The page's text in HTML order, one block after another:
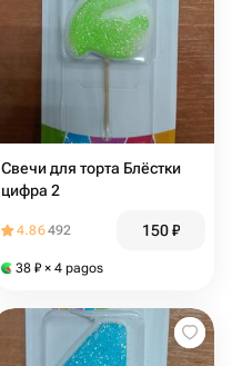
Свечи для торта Блёстки
цифра 2
4.86492 150₽
38 ₽ × 4 pagos